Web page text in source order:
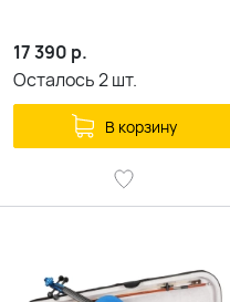
17 390 р.
Осталось2шт.
В корзину